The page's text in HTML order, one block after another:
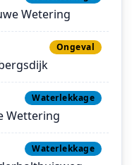
Wetering
Ongeval
Waterlekkage
Wettering
Waterlekkage